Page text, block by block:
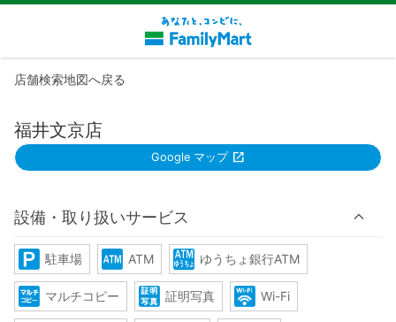
店舗検索地図へ戻る
福井文京店
Google マップ
設備・取り扱いサービス
駐車場 ATM ゆうちょ銀行ATM
マルチコピー 証明写真 Wi-Fi